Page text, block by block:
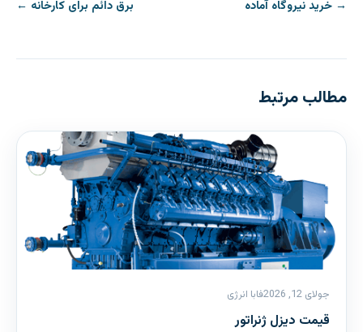
راهبری
→ خرید نیروگاه آماده برق دائم برای کارخانه ←
مطالب مرتبط
جولای 12, 2026 فابا انرژی
قیمت دیزل ژنراتور